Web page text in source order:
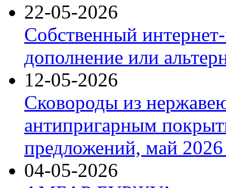
22-05-2026
Собственный
дополнение или
12-05-2026
Сковороды из
антипригарным
предложений, май 2026
04-05-2026